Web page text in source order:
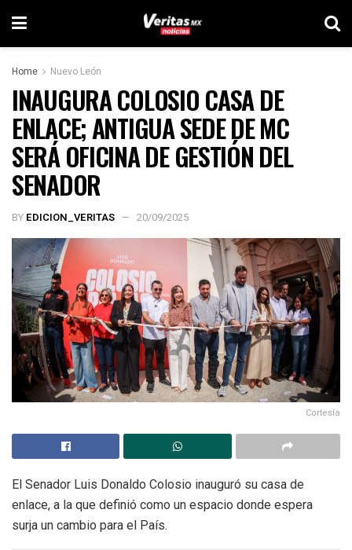
Home Nuevo León
INAUGURA COLOSIO CASA DE
ENLACE; ANTIGUA SEDE DE MC
SERÁ OFICINA DE GESTIÓN DEL
SENADOR
BY EDICION_VERITAS 20/09/2025
Cortesía
El Senador Luis Donaldo Colosio inauguró su casa de
enlace, a la que definió como un espacio donde espera
surja un cambio para el País.